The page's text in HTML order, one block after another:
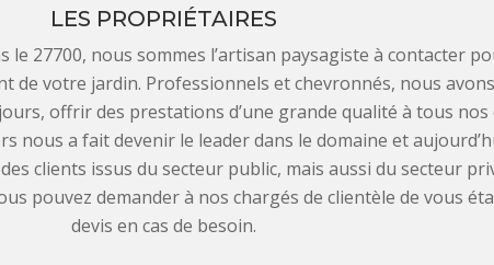
LES PROPRIÉTAIRES
le 27700, nous sommes l’artisan paysagiste à contacter
de votre jardin. Professionnels et chevronnés, nous
offrir des prestations d’une grande qualité à tous nos
nous a fait devenir le leader dans le domaine et
clients issus du secteur public, mais aussi du secteur
pouvez demander à nos chargés de clientèle de vous
devis en cas de besoin.